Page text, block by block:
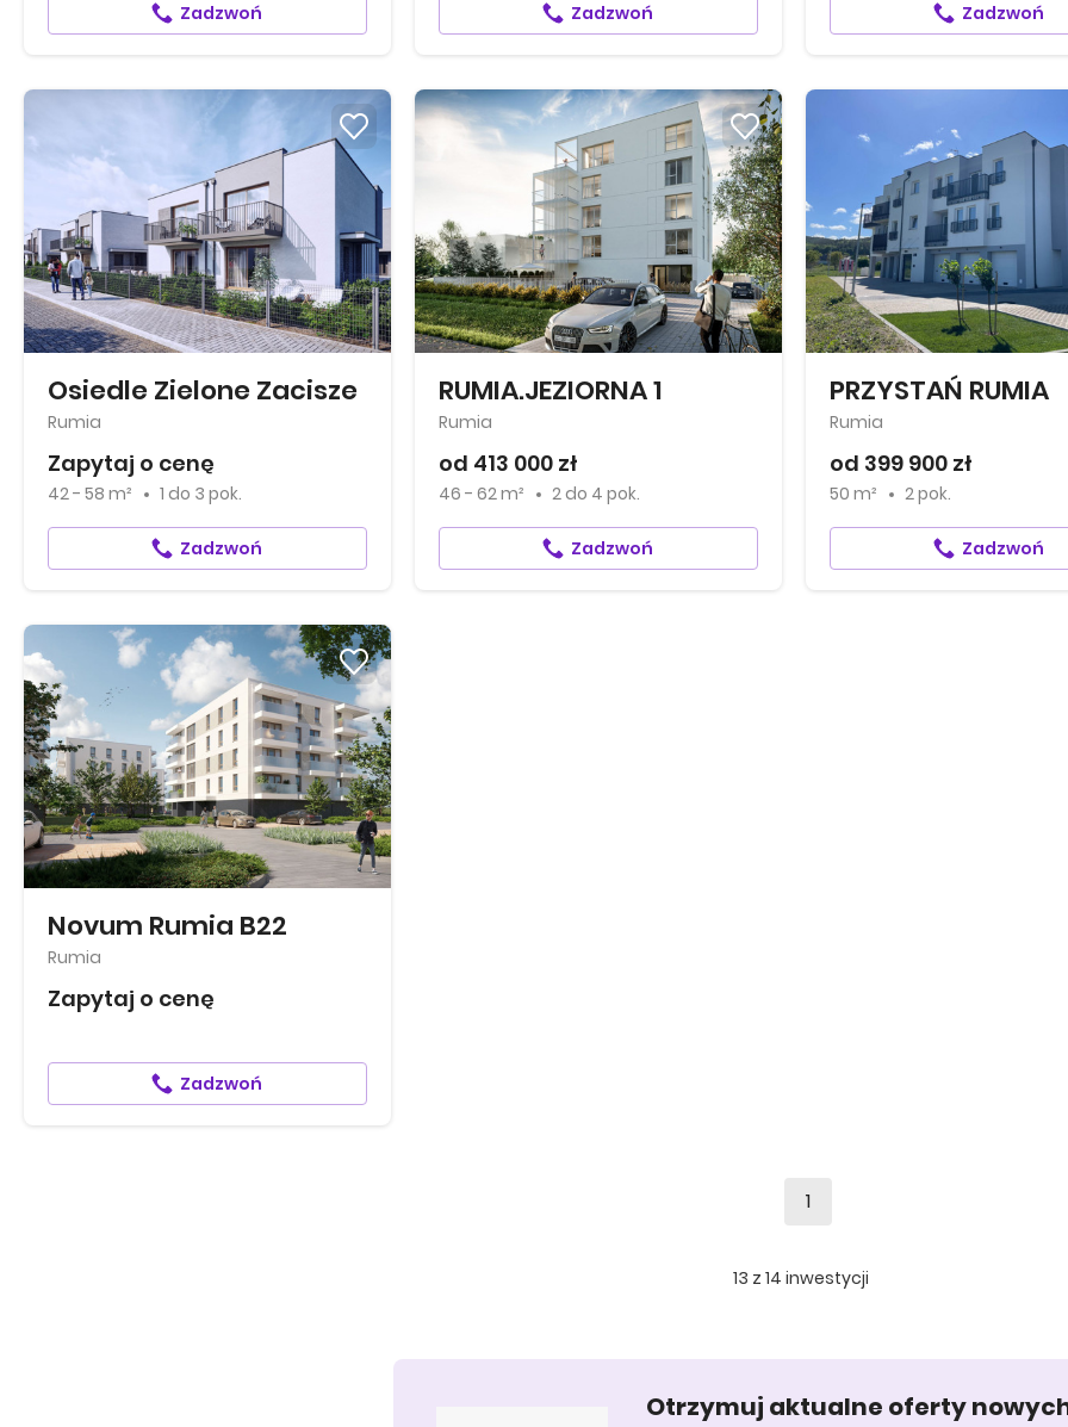
Zadzwoń Zadzwoń Zadzwoń
Osiedle Zielone Zacisze
Rumia
Zapytaj o cenę
42 - 58 m² 1 do 3 pok.
Zadzwoń
RUMIA.JEZIORNA 1
Rumia
od 413 000 zł
46 - 62 m² 2do 4 pok.
Zadzwoń
PRZYSTAŃ RUMIA
Rumia
od 399 900 zł
50 m² 2 pok.
Zadzwoń
Novum Rumia B22
Rumia
Zapytaj o cenę
Zadzwoń
1
13 z 14 inwestycji
Otrzymuj aktualne oferty